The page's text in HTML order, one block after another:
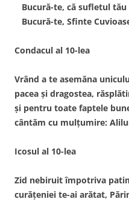
Bucură-te, că sufletul tău
Bucură-te, Sfinte
Condacul al 10-lea
Vrând a te asemăna
pacea şi dragostea,
şi pentru toate faptele
cântăm cu mulţumire:
Icosul al 10-lea
Zid nebiruit împotriva
curăţeniei te-ai arătat,